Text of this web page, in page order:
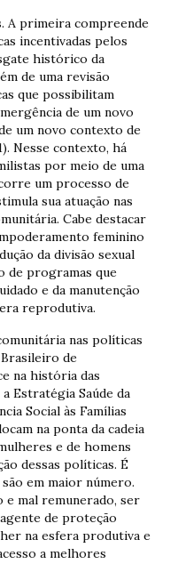
A primeira compreende
incentivadas pelos
histórico da
de uma revisão
que possibilitam
de um novo
um novo contexto de
Nesse contexto, há
por meio de uma
um processo de
sua atuação nas
Cabe destacar
feminino
da divisão sexual
de programas que
e da manutenção
reprodutiva.
nas políticas
de
na história das
Estratégia Saúde da
Social às Famílias
na ponta da cadeia
e de homens
dessas políticas. É
em maior número.
mal remunerado, ser
de proteção
na esfera produtiva e
a melhores